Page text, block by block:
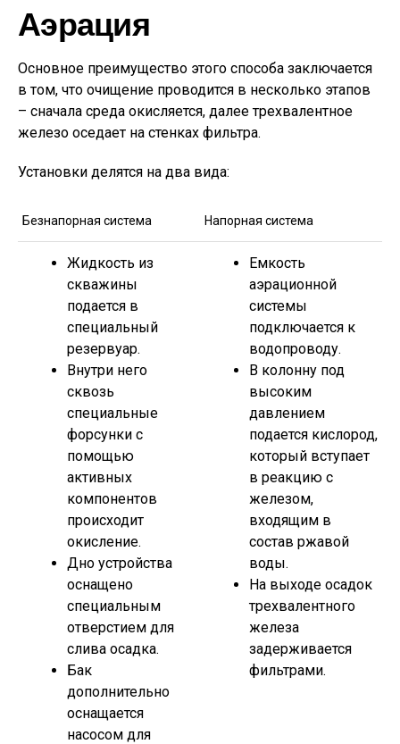
Аэрация
Основное преимущество этого способа заключается
в том, что очищение проводится в несколько этапов
– сначала среда окисляется, далее трехвалентное
железо оседает на стенках фильтра.
Установки делятся на два вида:
Безнапорная система Напорная система
Жидкость из
скважины
подается в
специальный
резервуар.
Внутри него
сквозь
специальные
форсунки с
помощью
активных
компонентов
происходит
окисление.
Дно устройства
оснащено
специальным
отверстием для
слива осадка.
Бак
дополнительно
оснащается
насосом для
Емкость
аэрационной
системы
подключается к
водопроводу.
В колонну под
высоким
давлением
подается кислород,
который вступает
в реакцию с
железом,
входящим в
состав ржавой
воды.
На выходе осадок
трехвалентного
железа
задерживается
фильтрами.